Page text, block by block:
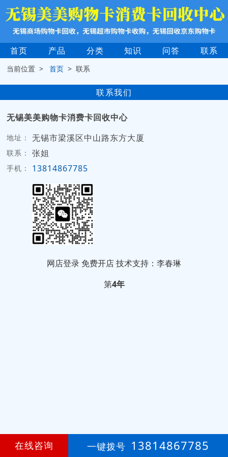
首页 产品 分类 知识 问答 联系
当前位置 >首页 > 联系
联系我们
无锡美美购物卡消费卡回收中心
地址： 无锡市梁溪区中山路东方大厦
联系： 张姐
手机： 13814867785
网店登录 免费开店技术支持：李春琳
第4年
在线咨询 一键拨号 13814867785